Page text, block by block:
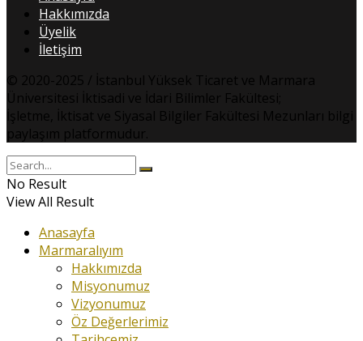
Hakkımızda
Üyelik
İletişim
© 2020-2025 / İstanbul Yüksek Ticaret ve Marmara
Üniversitesi İktisadi ve İdari Bilimler Fakültesi;
İşletme, İktisat ve Siyasal Bilgiler Fakültesi Mezunları bilgi
paylaşım platformudur.
No Result
View All Result
Anasayfa
Marmaralıyım
Hakkımızda
Misyonumuz
Vizyonumuz
Öz Değerlerimiz